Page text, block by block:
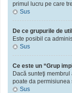
primul lucru pe care
Sus
De ce grupurile de
Este posibil ca
Sus
Ce este un “Grup
Dacă sunteţi
poate da
Sus